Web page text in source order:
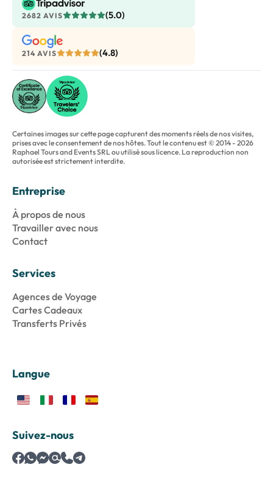
2682 AVIS (5.0)
214 AVIS (4.8)
Certaines images sur cette page capturent des moments réels de nos visites,
prises avec le consentement de nos hôtes. Tout le contenu est © 2014 - 2026
Raphael Tours and Events SRL ou utilisé sous licence. La reproduction non
autorisée est strictement interdite.
Entreprise
À propos de nous
Travailler avec nous
Contact
Services
Agences de Voyage
Cartes Cadeaux
Transferts Privés
Langue
Suivez-nous